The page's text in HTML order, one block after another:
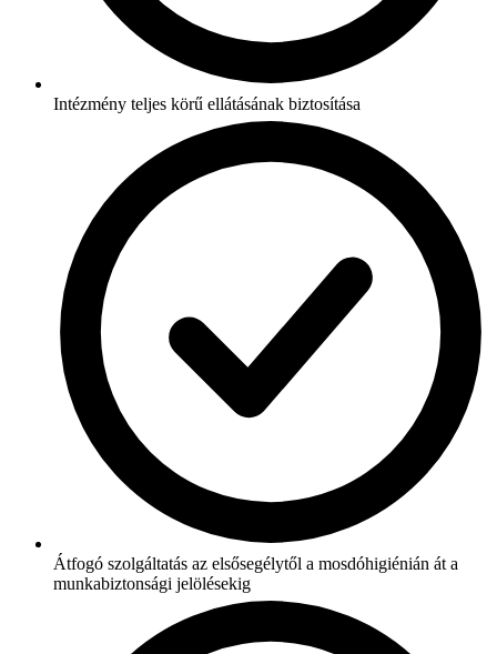
Intézmény teljes körű ellátásának biztosítása
Átfogó szolgáltatás az elsősegélytől a mosdóhigiénián át a
munkabiztonsági jelölésekig